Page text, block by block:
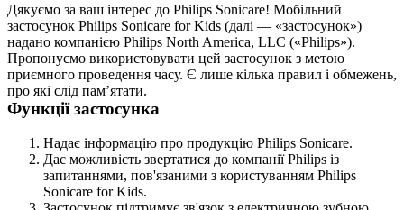
Дякуємо за ваш інтерес до Philips Sonicare! Мобільний
застосунок Philips Sonicare for Kids (далі — «застосунок»)
надано компанією Philips North America, LLC («Philips»).
Пропонуємо використовувати цей застосунок з метою
приємного проведення часу. Є лише кілька правил і обмежень,
про які слід пам’ятати.
Функції застосунка
Надає інформацію про продукцію Philips Sonicare.
Дає можливість звертатися до компанії Philips із
запитаннями, пов'язаними з користуванням Philips
Sonicare for Kids.